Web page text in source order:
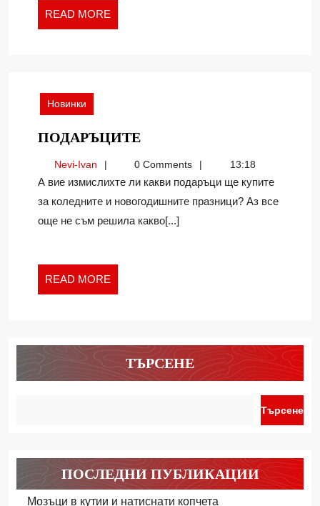
READ MORE
MORE
Новинки
ПОДАРЪЦИТЕПОДАРЪЦИТЕ
Nevi-IvanNevi-
Ivan
0 Comments 13:18
А вие измислихте ли какви подаръци ще купите
за коледните и новогодишните празници? Аз все
още не съм решила какво[...]
READ MORE
MORE
ТЪРСЕНЕ
Търсене
ПОСЛЕДНИ ПУБЛИКАЦИИ
Мозъци в кутии и натиснати копчета